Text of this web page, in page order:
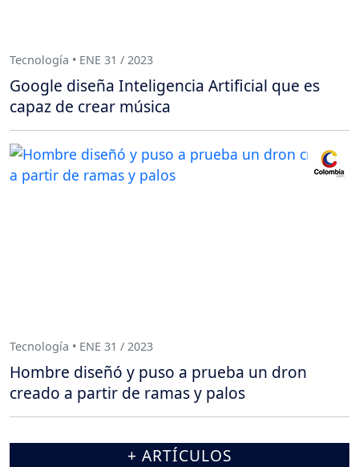
Tecnología • ENE 31 / 2023
Google diseña Inteligencia Artificial que es
capaz de crear música
Tecnología • ENE 31 / 2023
Hombre diseñó y puso a prueba un dron
creado a partir de ramas y palos
+ ARTÍCULOS